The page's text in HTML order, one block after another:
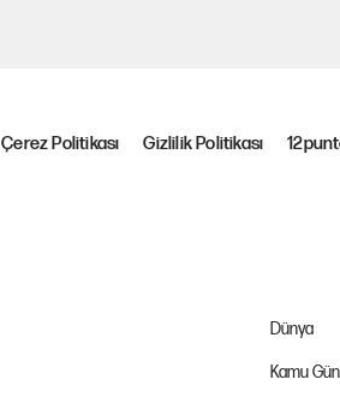
Çerez Politikası Gizlilik Politikası
Dünya
Kamu